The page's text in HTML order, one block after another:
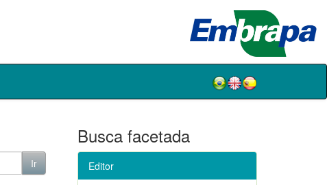
Busca facetada
Editor